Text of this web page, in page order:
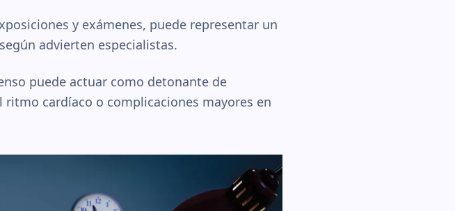
y exámenes, puede representar un
advierten especialistas.
puede actuar como detonante de
cardíaco o complicaciones mayores en